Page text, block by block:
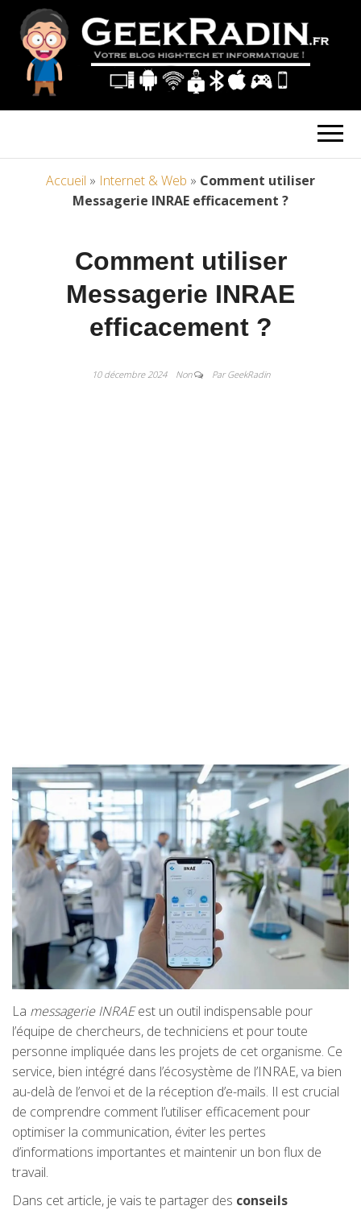
Accueil » Internet & Web » Comment utiliser
Messagerie INRAE efficacement ?
Comment utiliser
Messagerie INRAE
efficacement ?
10 décembre 2024 Non Par GeekRadin
La messagerie INRAEest un outil indispensable pour
l’équipe de chercheurs, de techniciens et pour toute
personne impliquée dans les projets de cet organisme. Ce
service, bien intégré dans l’écosystème de l’INRAE, va bien
au-delà de l’envoi et de la réception d’e-mails. Il est crucial
de comprendre comment l’utiliser efficacement pour
optimiser la communication, éviter les pertes
d’informations importantes et maintenir un bon flux de
travail.
Dans cet article, je vais te partager des conseils